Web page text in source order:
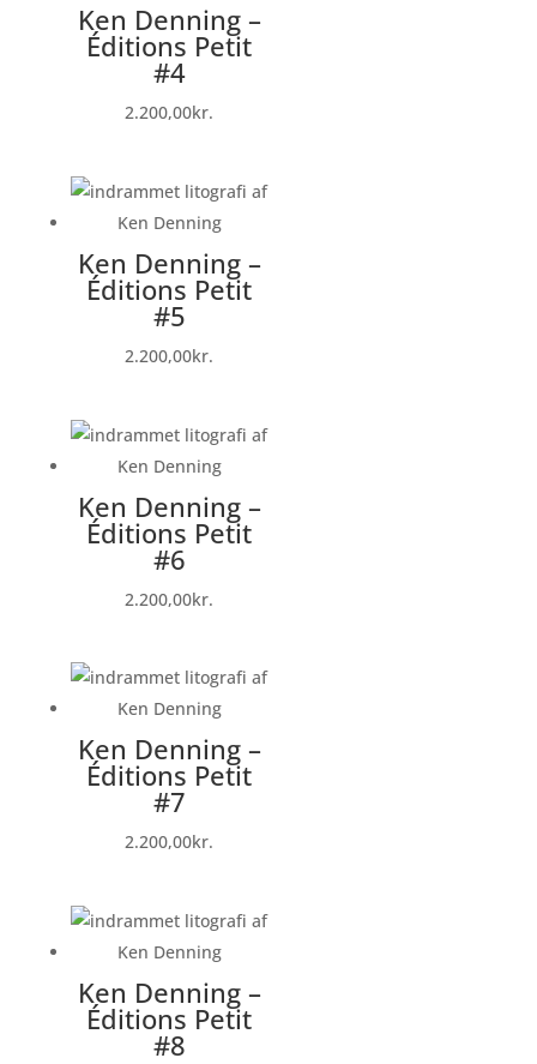
Ken Denning –
Éditions Petit
#4
2.200,00kr.
Ken Denning –
Éditions Petit
#5
2.200,00kr.
Ken Denning –
Éditions Petit
#6
2.200,00kr.
Ken Denning –
Éditions Petit
#7
2.200,00kr.
Ken Denning –
Éditions Petit
#8